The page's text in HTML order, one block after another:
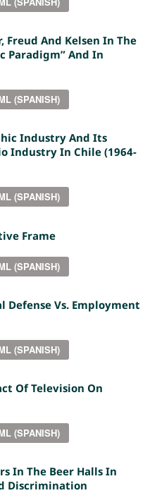
Freud And Kelsen In The
Paradigm” And In
(SPANISH)
Industry And Its
Industry In Chile (1964-
(SPANISH)
Frame
(SPANISH)
Vs. Employment
(SPANISH)
Of Television On
(SPANISH)
In The Beer Halls In
Discrimination